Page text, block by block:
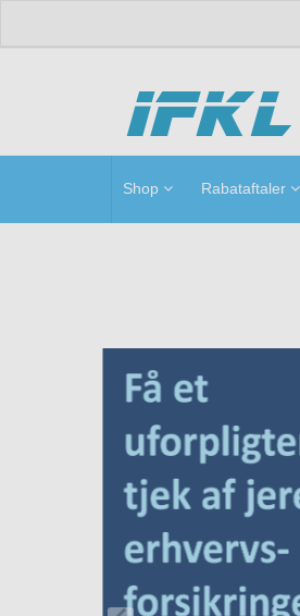
ifkl
Shop Rabataftaler